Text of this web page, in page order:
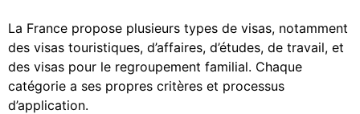
La France propose plusieurs types de visas, notamment
des visas touristiques, d’affaires, d’études, de travail, et
des visas pour le regroupement familial. Chaque
catégorie a ses propres critères et processus
d’application.